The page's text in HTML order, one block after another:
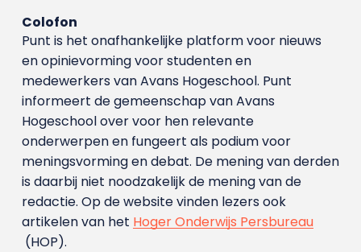
Colofon
Punt is het onafhankelijke platform voor nieuws
en opinievorming voor studenten en
medewerkers van Avans Hoge­school. Punt
informeert de gemeenschap van Avans
Hogeschool over voor hen relevante
onderwerpen en fungeert als podium voor
meningsvorming en debat. De mening van derden
is daarbij niet noodzakelijk de mening van de
redactie. Op de website vinden lezers ook
artikelen van het Hoger Onderwijs Persbureau
(HOP).